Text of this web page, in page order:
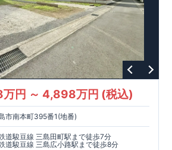
円 ～ 4,898万円 (税込)
市南本町395番1(地番)
道駿豆線 三島田町駅まで徒歩7分
道駿豆線 三島広小路駅まで徒歩8分